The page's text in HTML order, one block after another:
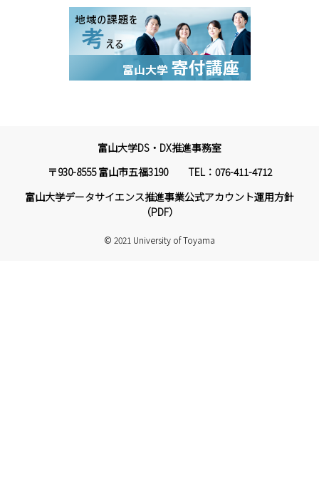
富山大学DS・DX推進事務室
〒930-8555 富山市五福3190 TEL：076-411-4712
富山大学データサイエンス推進事業公式アカウント運用方針
（PDF）
© 2021 University of Toyama